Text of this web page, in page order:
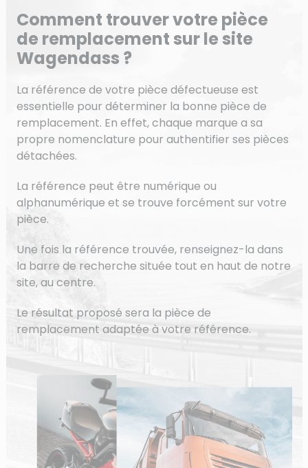
Comment trouver votre pièce
de remplacement sur le site
Wagendass ?
La référence de votre pièce défectueuse est
essentielle pour déterminer la bonne pièce de
remplacement. En effet, chaque marque a sa
propre nomenclature pour authentifier ses pièces
détachées.
La référence peut être numérique ou
alphanumérique et se trouve forcément sur votre
pièce.
Une fois la référence trouvée, renseignez-la dans
la barre de recherche située tout en haut de notre
site, au centre.
Le résultat proposé sera la pièce de
remplacement adaptée à votre référence.